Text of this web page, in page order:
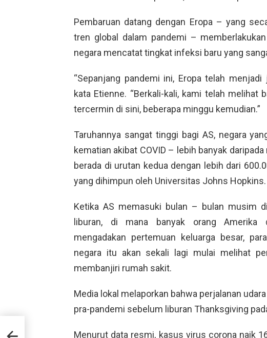
Pembaruan datang dengan Eropa – yang
tren global dalam pandemi –
negara mencatat tingkat infeksi baru yang
“Sepanjang pandemi ini, Eropa telah
kata Etienne. “Berkali-kali, kami telah melihat
tercermin di sini, beberapa minggu kemudian.”
Taruhannya sangat tinggi bagi AS, negara
kematian akibat COVID – lebih banyak
berada di urutan kedua dengan lebih dari
yang dihimpun oleh Universitas Johns Hopkins.
Ketika AS memasuki bulan – bulan musim
liburan, di mana banyak orang Amerika
mengadakan pertemuan keluarga besar,
negara itu akan sekali lagi mulai melihat
membanjiri rumah sakit.
Media lokal melaporkan bahwa perjalanan
pra-pandemi sebelum liburan Thanksgiving
Menurut data resmi, kasus virus corona naik